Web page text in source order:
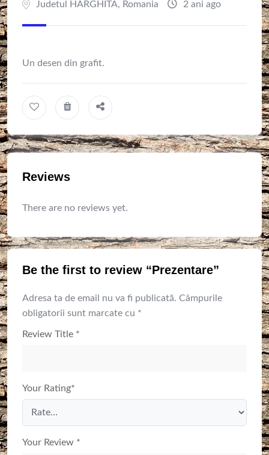
Judetul HARGHITA, Romania 2 ani ago
Un desen din grafit.
Reviews
There are no reviews yet.
Be the first to review “Prezentare”
Adresa ta de email nu va fi publicată. Câmpurile
obligatorii sunt marcate cu *
Review Title *
Your Rating*
Your Review *